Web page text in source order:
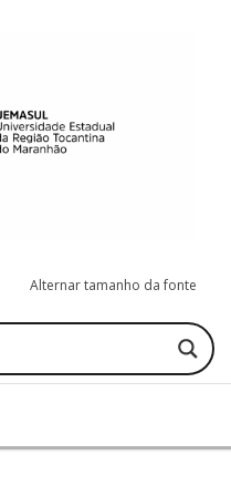
Alternar tamanho da fonte